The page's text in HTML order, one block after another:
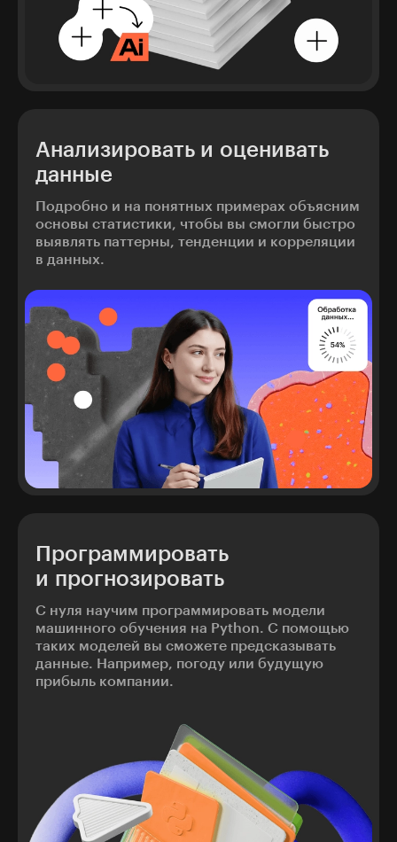
Анализировать и оценивать
данные
Подробно и на понятных примерах объясним
основы статистики, чтобы вы смогли быстро
выявлять паттерны, тенденции и корреляции
в данных.
Программировать
и прогнозировать
С нуля научим программировать модели
машинного обучения на Python. С помощью
таких моделей вы сможете предсказывать
данные. Например, погоду или будущую
прибыль компании.